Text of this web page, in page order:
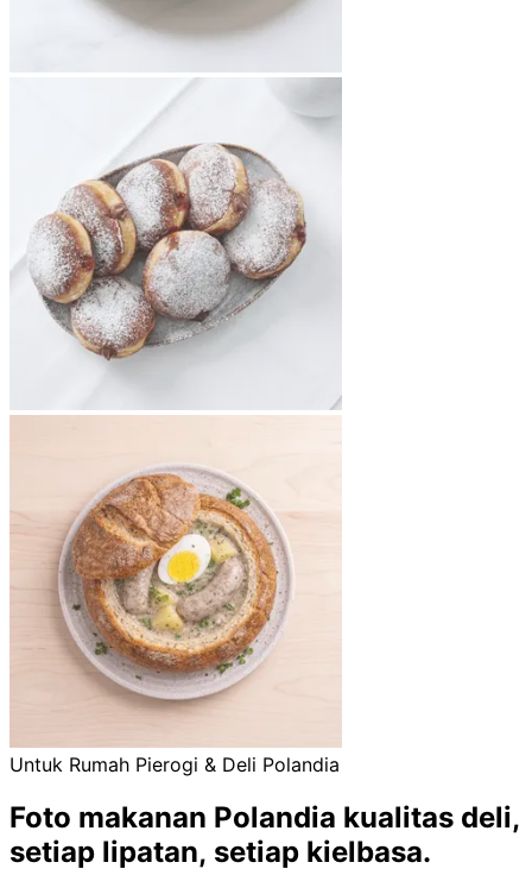
Untuk Rumah Pierogi & Deli Polandia
Foto makanan Polandia kualitas deli,
setiap lipatan, setiap kielbasa.